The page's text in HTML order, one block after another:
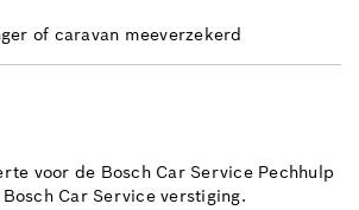
of caravan meeverzekerd
voor de Bosch Car Service Pechhulp
Car Service verstiging.